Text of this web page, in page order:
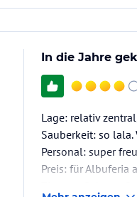
In die Jahre
Lage: relativ
Sauberkeit: so
Personal: super
Preis: für Albuferia